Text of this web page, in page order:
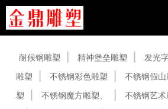
耐候钢雕塑 精神堡垒雕塑 发光
雕塑
不锈钢彩色雕塑 不锈钢假山
塑
不锈钢魔方雕塑、 不锈钢艺术